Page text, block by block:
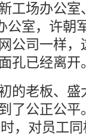
工场办公
公室，许朝
公司一样，
孔已经离开
的老板、
了公正公
，对员工